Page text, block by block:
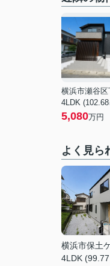
4LDK
5,080万円
よく見ら
横浜市保土
4LDK